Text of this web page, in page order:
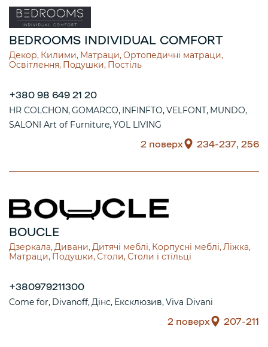
BEDROOMS INDIVIDUAL COMFORT
Декор Килими Матраци Ортопедичні матраци
Освітлення Подушки Постіль
+380 98 649 21 20
HR COLCHON GOMARCO INFINFTO VELFONT MUNDO
SALONI Art of Furniture YOL LIVING
2 поверх 234-237, 256
BOUCLE
Дзеркала Дивани Дитячі меблі Корпусні меблі Ліжка
Матраци Подушки Столи Столи і стільці
+380979211300
Come for Divanoff Дінс Ексклюзив Viva Divani
2 поверх 207-211